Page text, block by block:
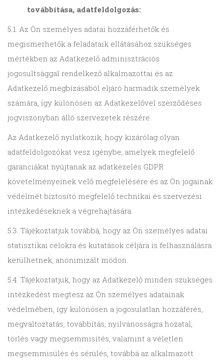
továbbítása, adatfeldolgozás:
5.1. Az Ön személyes adatai hozzáférhetők és
megismerhetők a feladataik ellátásához szükséges
mértékben az Adatkezelő adminisztrációs
jogosultsággal rendelkező alkalmazottai és az
Adatkezelő megbízásából eljáró harmadik személyek
számára, így különösen az Adatkezelővel szerződéses
jogviszonyban álló szervezetek részére.
Az Adatkezelő nyilatkozik, hogy kizárólag olyan
adatfeldolgozókat vesz igénybe, amelyek megfelelő
garanciákat nyújtanak az adatkezelés GDPR
követelményeinek velő megfelelésére és az Ön jogainak
védelmét biztosító megfelelő technikai és szervezési
intézkedéseknek a végrehajtására.
5.3. Tájékoztatjuk továbbá, hogy az Ön személyes adatai
statisztikai célokra és kutatások céljára is felhasználásra
kerülhetnek, anonimizált módon.
5.4. Tájékoztatjuk, hogy az Adatkezelő minden szükséges
intézkedést megtesz az Ön személyes adatainak
védelmében, így különösen a jogosulatlan hozzáférés,
megváltoztatás, továbbítás, nyilvánosságra hozatal,
törlés vagy megsemmisítés, valamint a véletlen
megsemmisülés és sérülés, továbbá az alkalmazott